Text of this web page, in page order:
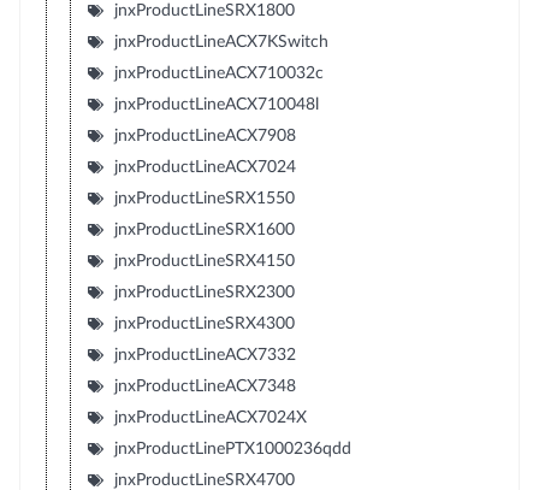
jnxProductLineSRX1800
jnxProductLineACX7KSwitch
jnxProductLineACX710032c
jnxProductLineACX710048l
jnxProductLineACX7908
jnxProductLineACX7024
jnxProductLineSRX1550
jnxProductLineSRX1600
jnxProductLineSRX4150
jnxProductLineSRX2300
jnxProductLineSRX4300
jnxProductLineACX7332
jnxProductLineACX7348
jnxProductLineACX7024X
jnxProductLinePTX1000236qdd
jnxProductLineSRX4700